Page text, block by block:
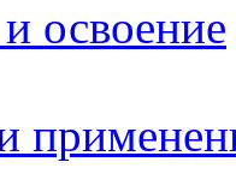
освоение